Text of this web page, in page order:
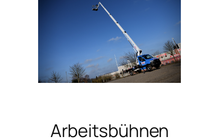
Arbeitsbühnen